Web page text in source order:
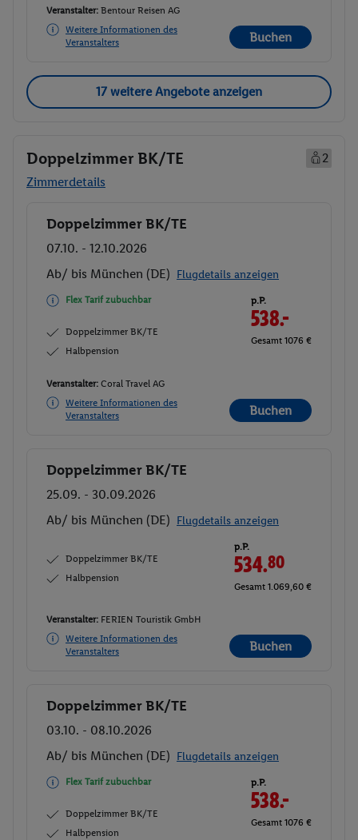
Veranstalter: Bentour Reisen AG
Weitere Informationen des
Veranstalters
Buchen
17 weitere Angebote anzeigen
Doppelzimmer BK/TE
2
Zimmerdetails
Buchen
Doppelzimmer BK/TE
07.10. - 12.10.2026
Ab/ bis München (DE) Flugdetails anzeigen
Flex Tarif zubuchbar
Doppelzimmer BK/TE
Halbpension
p.P.
538.-
Gesamt 1076 €
Veranstalter: Coral Travel AG
Weitere Informationen des
Veranstalters
Buchen
Buchen
Doppelzimmer BK/TE
25.09. - 30.09.2026
Ab/ bis München (DE) Flugdetails anzeigen
Doppelzimmer BK/TE
Halbpension
p.P.
534.80
Gesamt 1.069,60 €
Veranstalter: FERIEN Touristik GmbH
Weitere Informationen des
Veranstalters
Buchen
Buchen
Doppelzimmer BK/TE
03.10. - 08.10.2026
Ab/ bis München (DE) Flugdetails anzeigen
Flex Tarif zubuchbar
Doppelzimmer BK/TE
Halbpension
p.P.
538.-
Gesamt 1076 €